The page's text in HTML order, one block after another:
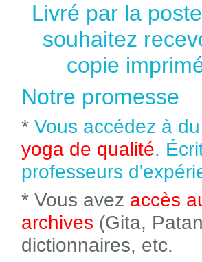
Livré par la
souhaitez
copie
Notre promesse
* Vous accédez à du
yoga de qualité.
professeurs
* Vous avez accès
archives (Gita,
dictionnaires, etc.